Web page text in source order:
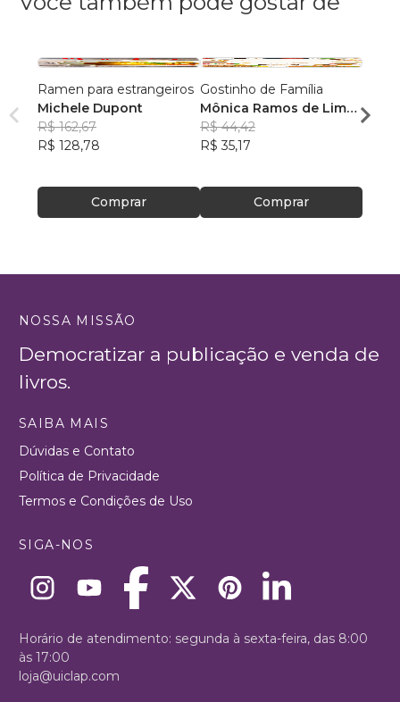
Ramen para estrangeiros
Michele Dupont
R$ 162,67
R$ 128,78
Comprar
Gostinho de Família
Mônica Ramos de Lima,
+4
R$ 44,42
R$ 35,17
Comprar
R$
NOSSA MISSÃO
Democratizar a publicação e venda de
livros.
SAIBA MAIS
Dúvidas e Contato
Política de Privacidade
Termos e Condições de Uso
SIGA-NOS
Horário de atendimento: segunda à sexta-feira, das 8:00
às 17:00
loja@uiclap.com